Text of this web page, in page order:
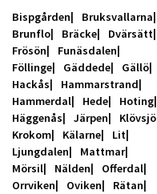
Bispgården
Bruksvallarna
Brunflo
Bräcke
Dvärsätt
Frösön
Funäsdalen
Föllinge
Gäddede
Gällö
Hackås
Hammarstrand
Hammerdal
Hede
Hoting
Häggenås
Järpen
Klövsjö
Krokom
Kälarne
Lit
Ljungdalen
Mattmar
Mörsil
Nälden
Offerdal
Orrviken
Oviken
Rätan